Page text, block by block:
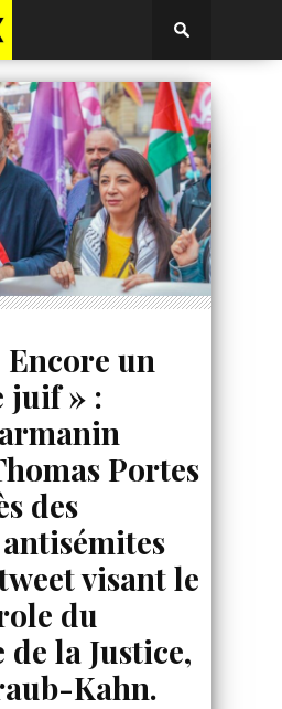
un
juif » :
Portes
des
visant le
du
la Justice,
Kahn.